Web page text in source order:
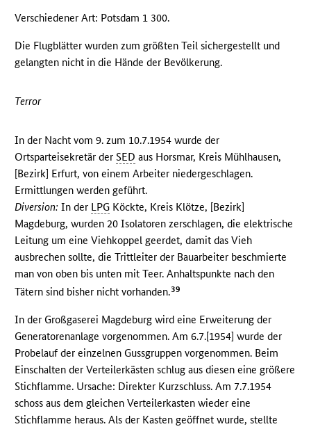
Verschiedener Art: Potsdam 1 300.
Die Flugblätter wurden zum größten Teil sichergestellt und
gelangten nicht in die Hände der Bevölkerung.
Terror
In der Nacht vom 9. zum 10.7.1954 wurde der
Ortsparteisekretär derSED aus Horsmar, Kreis Mühlhausen,
[Bezirk] Erfurt, von einem Arbeiter niedergeschlagen.
Ermittlungen werden geführt.
Diversion: In der LPG Köckte, Kreis Klötze, [Bezirk]
Magdeburg, wurden 20 Isolatoren zerschlagen, die elektrische
Leitung um eine Viehkoppel geerdet, damit das Vieh
ausbrechen sollte, die Trittleiter der Bauarbeiter beschmierte
man von oben bis unten mit Teer. Anhaltspunkte nach den
Tätern sind bisher nicht vorhanden.39
In der Großgaserei Magdeburg wird eine Erweiterung der
Generatorenanlage vorgenommen. Am 6.7.[1954] wurde der
Probelauf der einzelnen Gussgruppen vorgenommen. Beim
Einschalten der Verteilerkästen schlug aus diesen eine größere
Stichflamme. Ursache: Direkter Kurzschluss. Am 7.7.1954
schoss aus dem gleichen Verteilerkasten wieder eine
Stichflamme heraus. Als der Kasten geöffnet wurde, stellte